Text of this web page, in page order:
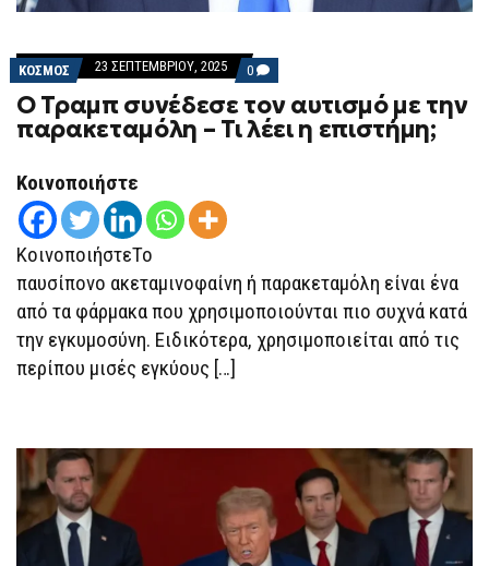
ΚΟΣΜΟΣ 23 ΣΕΠΤΕΜΒΡΊΟΥ, 2025 0 COMMENTS
ON
Ο
ΤΡΑΜΠ
ΣΥΝΈΔΕΣΕ
Η
ΕΠΙΣΤΉΜΗ;
Ο Τραμπ συνέδεσε τον αυτισμό με την
παρακεταμόλη – Τι λέει η επιστήμη;
Κοινοποιήστε
ΚοινοποιήστεΤο
παυσίπονο ακεταμινοφαίνη ή παρακεταμόλη είναι ένα
από τα φάρμακα που χρησιμοποιούνται πιο συχνά κατά
την εγκυμοσύνη. Ειδικότερα, χρησιμοποιείται από τις
περίπου μισές εγκύους […]